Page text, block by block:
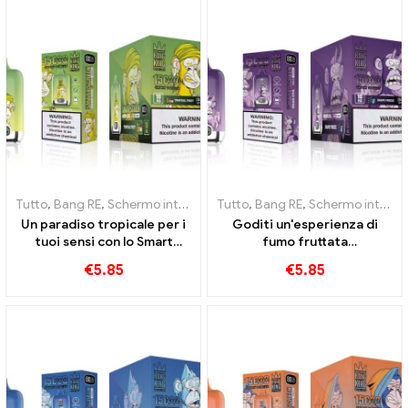
Tutto, Bang RE, Schermo intelligente Bang King 15000 Soffio ,
Un paradiso tropicale per i
tuoi sensi con lo Smart
King 15000 Soffio
€5.85
Tutto, Bang RE, Schermo intelligente Bang King 15000 Soffio
Goditi un'esperienza di
fumo fruttata
Jelly Bang King Smart
€5.85